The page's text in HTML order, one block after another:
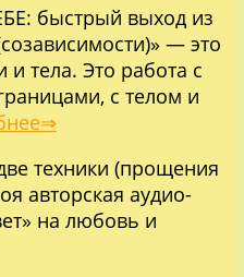
быстрый выход из
— это
тела. Это работа с
с телом и
техники (прощения
авторская аудио-
на любовь и